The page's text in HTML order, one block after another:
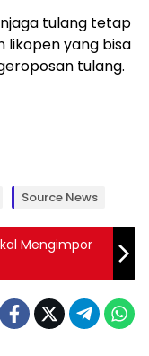
tulang tetap
likopen yang bisa
tulang.
Source News
Mengimpor